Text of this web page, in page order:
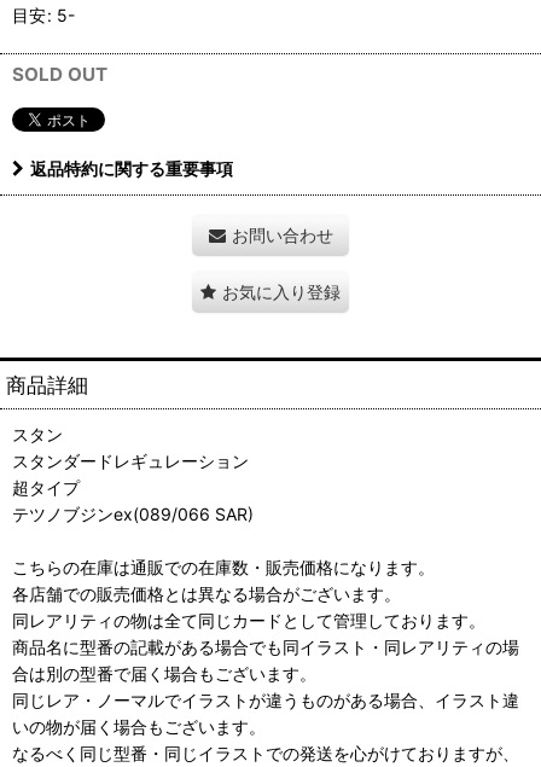
目安: 5-
SOLD OUT
返品特約に関する重要事項
お問い合わせ
お気に入り登録
商品詳細
スタン
スタンダードレギュレーション
超タイプ
テツノブジンex(089/066 SAR)
こちらの在庫は通販での在庫数・販売価格になります。
各店舗での販売価格とは異なる場合がございます。
同レアリティの物は全て同じカードとして管理しております。
商品名に型番の記載がある場合でも同イラスト・同レアリティの場
合は別の型番で届く場合もございます。
同じレア・ノーマルでイラストが違うものがある場合、イラスト違
いの物が届く場合もございます。
なるべく同じ型番・同じイラストでの発送を心がけておりますが、